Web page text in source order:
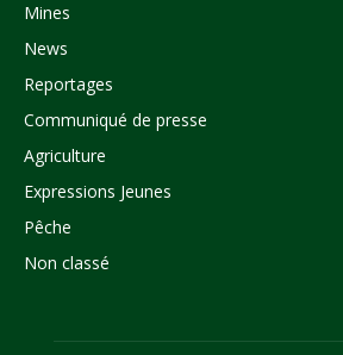
Mines
News
Reportages
Communiqué de presse
Agriculture
Expressions Jeunes
Pêche
Non classé